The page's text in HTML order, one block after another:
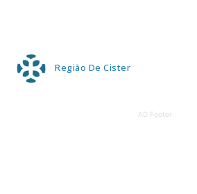
Região De Cister
AD Footer